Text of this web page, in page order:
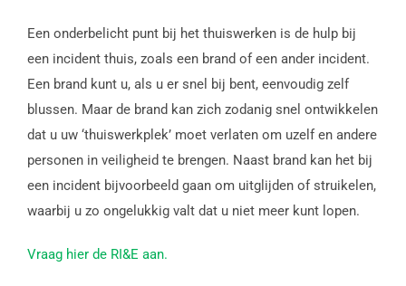
Een onderbelicht punt bij het thuiswerken is de hulp bij
een incident thuis, zoals een brand of een ander incident.
Een brand kunt u, als u er snel bij bent, eenvoudig zelf
blussen. Maar de brand kan zich zodanig snel ontwikkelen
dat u uw ‘thuiswerkplek’ moet verlaten om uzelf en andere
personen in veiligheid te brengen. Naast brand kan het bij
een incident bijvoorbeeld gaan om uitglijden of struikelen,
waarbij u zo ongelukkig valt dat u niet meer kunt lopen.
Vraag hier de RI&E aan.